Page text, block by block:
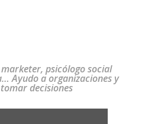
psicólogo social
Ayudo a organizaciones y
decisiones